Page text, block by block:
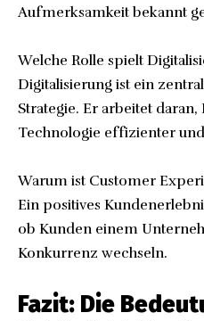
Aufmerksamkeit bekannt
Welche Rolle spielt
Digitalisierung ist ein
Strategie. Er arbeitet
Technologie effizienter
Warum ist Customer
Ein positives
ob Kunden einem
Konkurrenz wechseln.
Fazit: Die